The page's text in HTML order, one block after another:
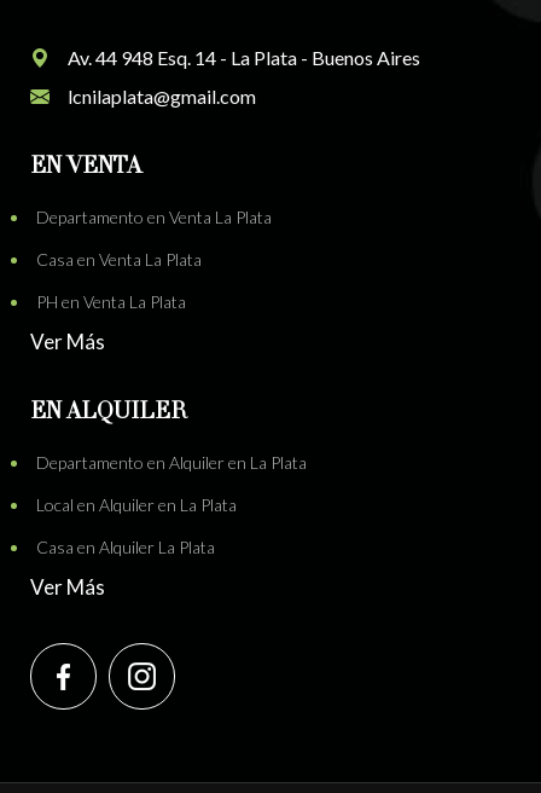
Av. 44 948 Esq. 14 - La Plata - Buenos Aires
lcnilaplata@gmail.com
EN VENTA
Departamento en Venta La Plata
Casa en Venta La Plata
PH en Venta La Plata
Ver Más
EN ALQUILER
Departamento en Alquiler en La Plata
Local en Alquiler en La Plata
Casa en Alquiler La Plata
Ver Más